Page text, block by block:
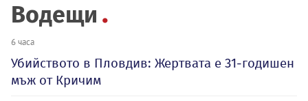
Водещи
6 часа
Убийството в Пловдив: Жертвата е 31-годишен
мъж от Кричим